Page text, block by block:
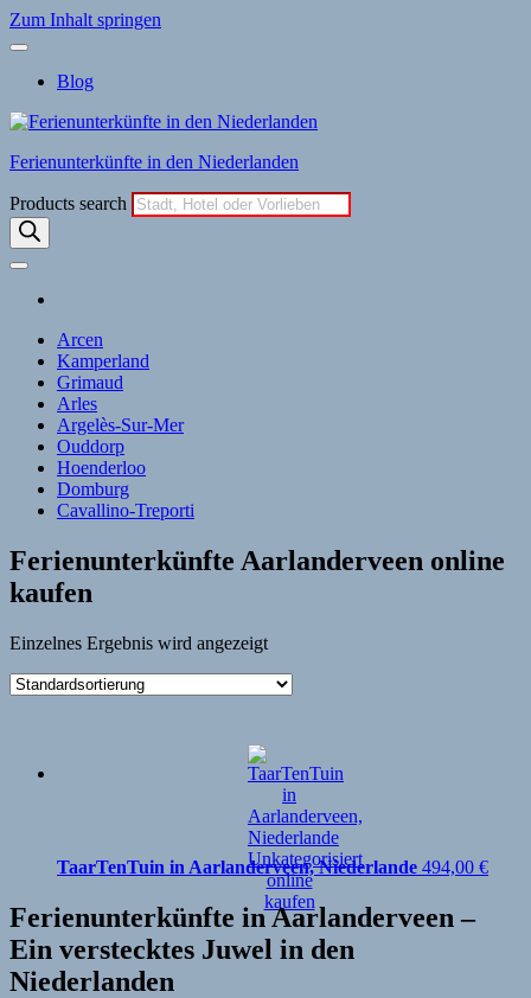
Zum Inhalt springen
Blog
Ferienunterkünfte in den Niederlanden
Products search
Arcen
Kamperland
Grimaud
Arles
Argelès-Sur-Mer
Ouddorp
Hoenderloo
Domburg
Cavallino-Treporti
Ferienunterkünfte Aarlanderveen online
kaufen
Einzelnes Ergebnis wird angezeigt
TaarTenTuin in Aarlanderveen, Niederlande 494,00 €
Ferienunterkünfte in Aarlanderveen –
Ein verstecktes Juwel in den
Niederlanden